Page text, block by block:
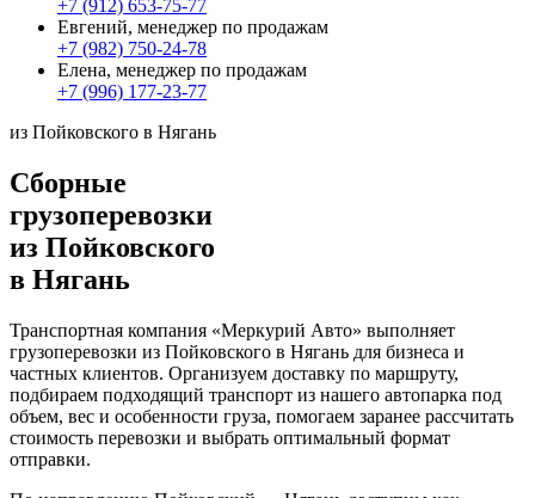
+7 (912) 653-75-77
Евгений, менеджер по продажам
+7 (982) 750-24-78
Елена, менеджер по продажам
+7 (996) 177-23-77
из Пойковского в Нягань
Сборные
грузоперевозки
из Пойковского
в Нягань
Транспортная компания «Меркурий Авто» выполняет
грузоперевозки из Пойковского в Нягань для бизнеса и
частных клиентов. Организуем доставку по маршруту,
подбираем подходящий транспорт из нашего автопарка под
объем, вес и особенности груза, помогаем заранее рассчитать
стоимость перевозки и выбрать оптимальный формат
отправки.